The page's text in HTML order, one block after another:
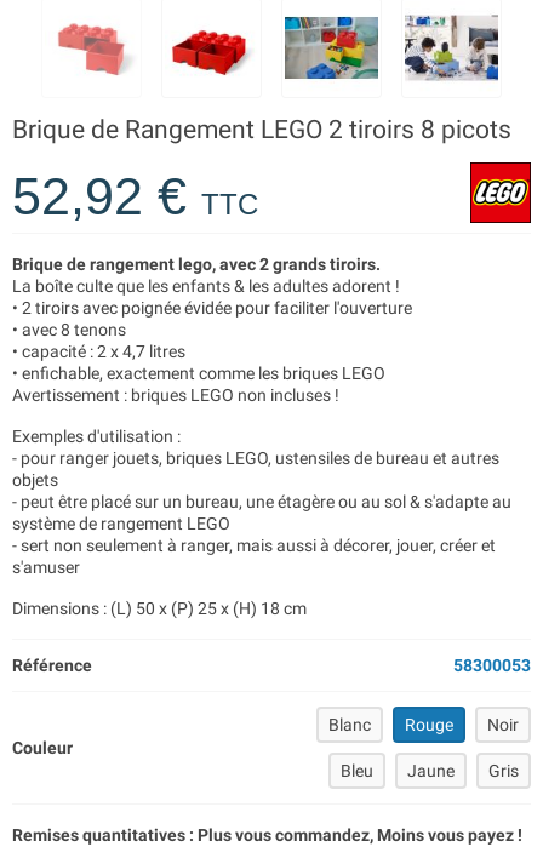
Brique de Rangement LEGO 2 tiroirs 8 picots
52,92 € TTC
Brique de rangement lego, avec 2 grands tiroirs.
La boîte culte que les enfants & les adultes adorent !
• 2 tiroirs avec poignée évidée pour faciliter l'ouverture
• avec 8 tenons
• capacité : 2 x 4,7 litres
• enfichable, exactement comme les briques LEGO
Avertissement : briques LEGO non incluses !
Exemples d'utilisation :
- pour ranger jouets, briques LEGO, ustensiles de bureau et autres
objets
- peut être placé sur un bureau, une étagère ou au sol & s'adapte au
système de rangement LEGO
- sert non seulement à ranger, mais aussi à décorer, jouer, créer et
s'amuser
Dimensions : (L) 50 x (P) 25 x (H) 18 cm
Référence 58300053
Couleur
Blanc Rouge Noir
Bleu Jaune Gris
Remises quantitatives : Plus vous commandez, Moins vous payez !